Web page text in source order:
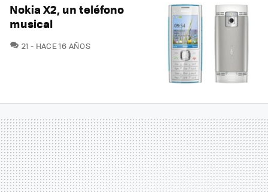
Nokia X2, un teléfono
musical
21 COMENTARIOS
HACE 16 AÑOS